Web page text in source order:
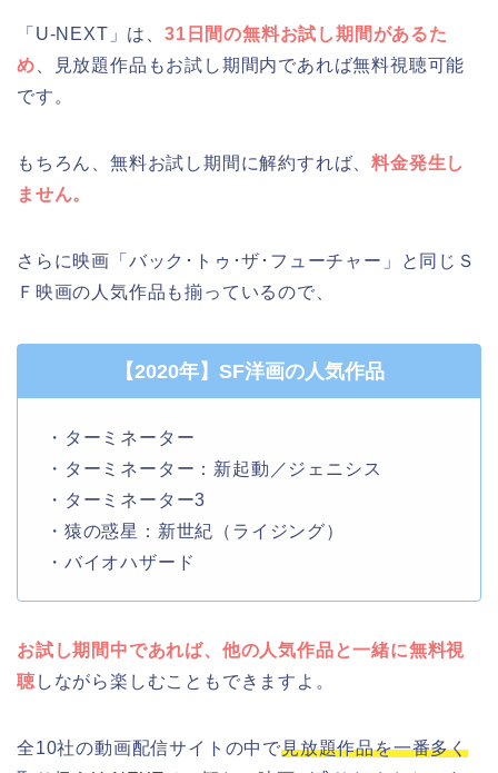
「U-NEXT」は、 31日間の無料お試し期間があるた
め 、見放題作品もお試し期間内であれば無料視聴可能
です。
もちろん、無料お試し期間に解約すれば、料金発生し
ません。
さらに映画「バック･トゥ･ザ･フューチャー」と同じＳ
Ｆ映画の人気作品も揃っているので、
【2020年】SF洋画の人気作品
・ターミネーター
・ターミネーター：新起動／ジェニシス
・ターミネーター3
・猿の惑星：新世紀（ライジング）
・バイオハザード
お試し期間中であれば、他の人気作品と一緒に無料視
聴 しながら楽しむこともできますよ。
全10社の動画配信サイトの中で見放題作品を一番多く